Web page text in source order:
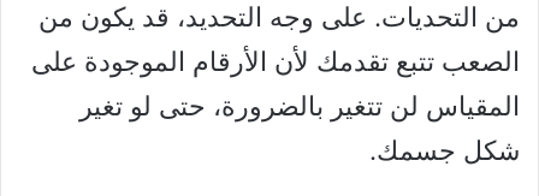
من التحديات. على وجه التحديد، قد يكون من
الصعب تتبع تقدمك لأن الأرقام الموجودة على
المقياس لن تتغير بالضرورة، حتى لو تغير
شكل جسمك.